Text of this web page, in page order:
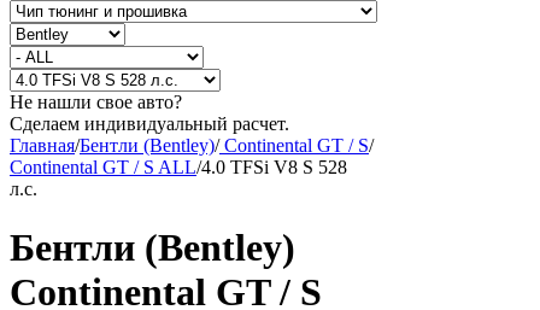
Не нашли свое авто?
Сделаем индивидуальный расчет.
Главная/Бентли (Bentley)/Continental GT / S/
Continental GT / S ALL/4.0 TFSi V8 S 528
л.с.
Бентли (Bentley)
Continental GT / S